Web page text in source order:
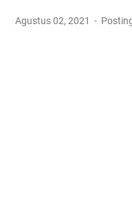
Agustus 02, 2021